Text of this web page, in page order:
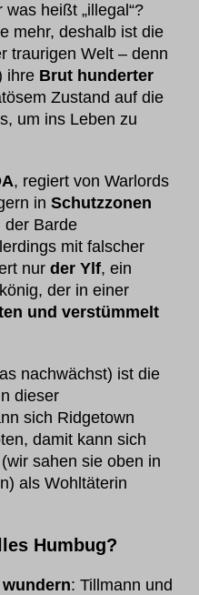
heißt „illegal“?
mehr, deshalb ist die
traurigen Welt – denn
ihre Brut hunderter
Zustand auf die
um ins Leben zu
, regiert von Warlords
inSchutzzonen
der Barde
mit falscher
nurder Ylf, ein
der in einer
und verstümmelt
nachwächst) ist die
dieser
sich Ridgetown
damit kann sich
(wir sahen sie oben in
als Wohltäterin
Humbug?
wundern: Tillmann und